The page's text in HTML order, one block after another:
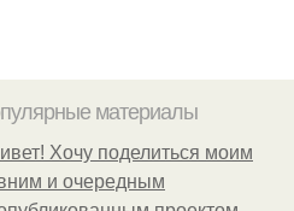
материалы
Хочу поделиться моим
и очередным